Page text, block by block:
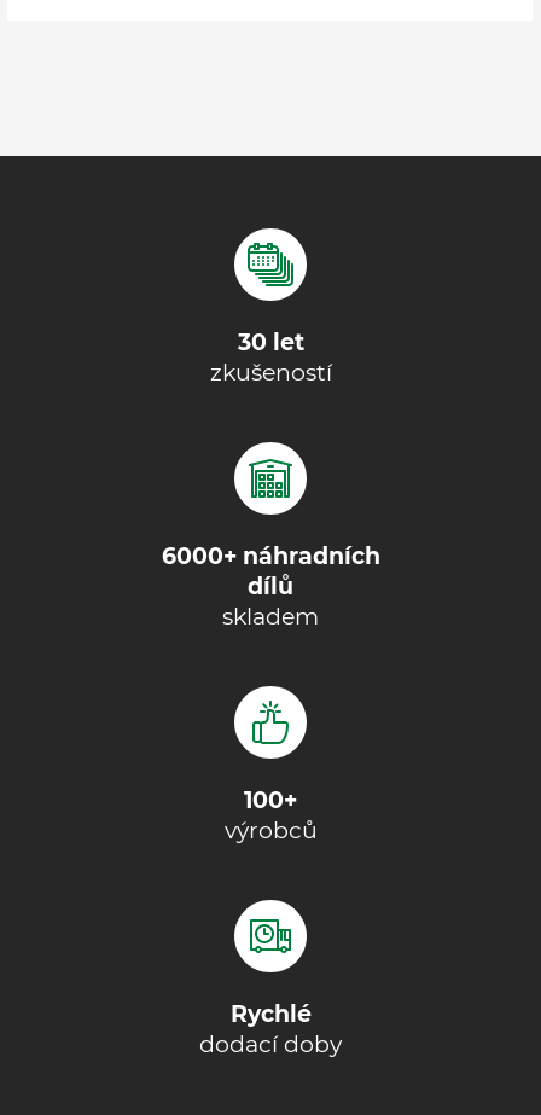
30 let
zkušeností
6000+ náhradních
dílů
skladem
100+
výrobců
Rychlé
dodací doby